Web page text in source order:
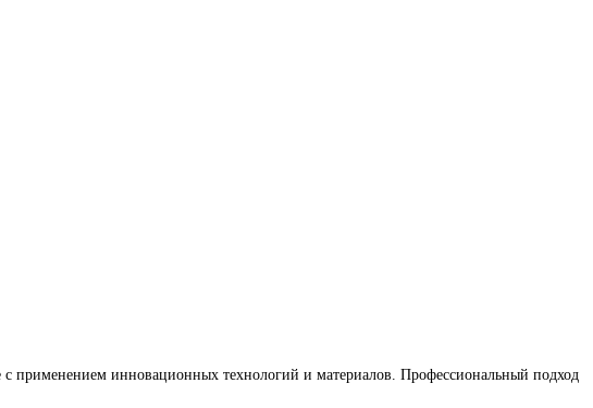
применением инновационных технологий и материалов. Профессиональный подход